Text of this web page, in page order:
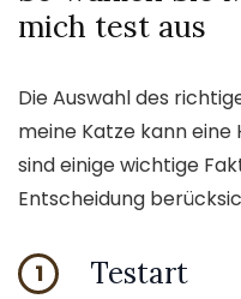
mich test aus
Die Auswahl des
meine Katze kann eine
sind einige wichtige
Entscheidung
1 Testart